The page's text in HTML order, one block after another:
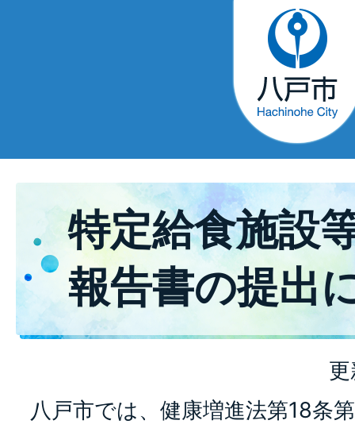
特定給食施設
報告書の提出
八戸市では、健康増進法第18条